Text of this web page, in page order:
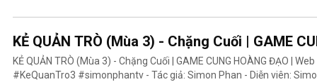
KẺ QUẢN TRÒ (Mùa 3) - Chặng Cuối | GAME
KẺ QUẢN TRÒ (Mùa 3) - Chặng Cuối | GAME CUNG HOÀNG ĐẠO |
#KeQuanTro3 #simonphantv - Tác giả: Simon Phan - Diễn viên: Simon Phan, Bnat, Huỳnh Nhựt,